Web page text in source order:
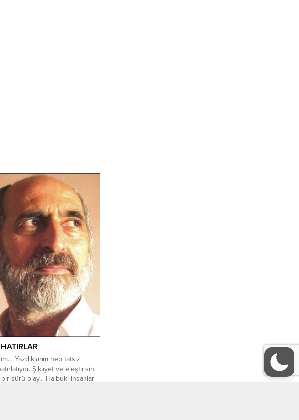
Yazdıklarım hep tatsız
Şikayet ve eleştirisini
bir sürü olay… Halbuki insanlar